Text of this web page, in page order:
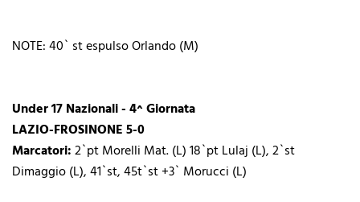
NOTE: 40` st espulso Orlando (M)
Under 17 Nazionali - 4^ Giornata
LAZIO-FROSINONE 5-0
Marcatori:2`pt Morelli Mat. (L) 18`pt Lulaj (L), 2`st
Dimaggio (L), 41`st, 45t`st +3` Morucci (L)